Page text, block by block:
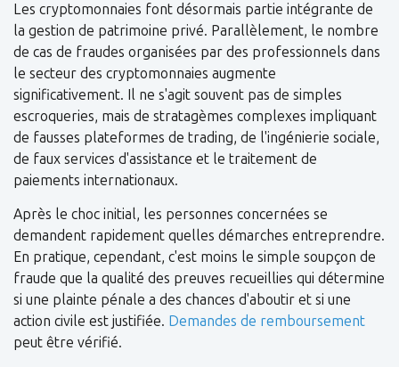
Les cryptomonnaies font désormais partie intégrante de
la gestion de patrimoine privé. Parallèlement, le nombre
de cas de fraudes organisées par des professionnels dans
le secteur des cryptomonnaies augmente
significativement. Il ne s'agit souvent pas de simples
escroqueries, mais de stratagèmes complexes impliquant
de fausses plateformes de trading, de l'ingénierie sociale,
de faux services d'assistance et le traitement de
paiements internationaux.
Après le choc initial, les personnes concernées se
demandent rapidement quelles démarches entreprendre.
En pratique, cependant, c'est moins le simple soupçon de
fraude que la qualité des preuves recueillies qui détermine
si une plainte pénale a des chances d'aboutir et si une
action civile est justifiée. Demandes de remboursement
peut être vérifié.